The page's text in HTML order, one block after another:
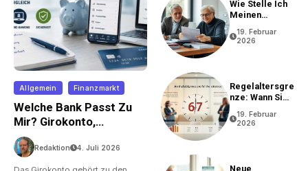
Allgemein Finanzmarkt
Welche Bank Passt Zu
Mir? Girokonto,
Gebühren Und Online-
Banking Im Vergleich
Redaktion 4. Juli 2026
Wie Stelle Ich
Meinen
19. Februar
2026
Regelaltersgre
Nze: Wann Sie
Können
19. Februar
2026
Neue